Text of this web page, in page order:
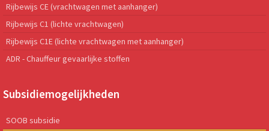
Rijbewijs CE (vrachtwagen met aanhanger)
Rijbewijs C1 (lichte vrachtwagen)
Rijbewijs C1E (lichte vrachtwagen met aanhanger)
ADR - Chauffeur gevaarlijke stoffen
Subsidiemogelijkheden
SOOB subsidie